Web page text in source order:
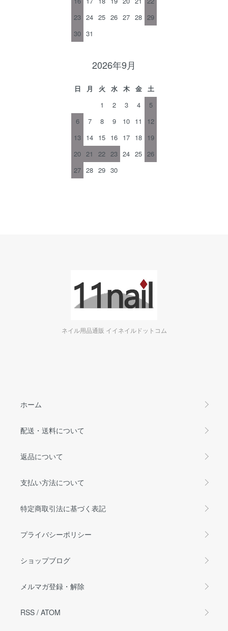
23 24 25 26 27 28 29
30 31
2026年9月
日 月 火 水 木 金
土
1
2 3 4
5
6
7 8 9 10 11
12
13 14 15 16 17 18 19
20 21 22 23 24 25 26
27 28 29 30
ネイル用品通販 イイネイルドットコム
ホーム
配送・送料について
返品について
支払い方法について
特定商取引法に基づく表記
プライバシーポリシー
ショップブログ
メルマガ登録・解除
RSS / ATOM